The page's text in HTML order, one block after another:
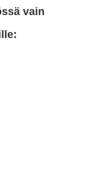
vain